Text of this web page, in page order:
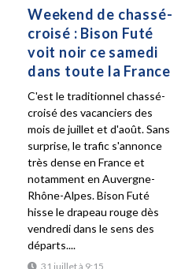
Weekend de chassé-
croisé : Bison Futé
voit noir ce samedi
dans toute la France
31 juillet à 9:15
C'est le traditionnel chassé-
croisé des vacanciers des
mois de juillet et d'août. Sans
surprise, le trafic s'annonce
très dense en France et
notamment en Auvergne-
Rhône-Alpes. Bison Futé
hisse le drapeau rouge dès
vendredi dans le sens des
départs....